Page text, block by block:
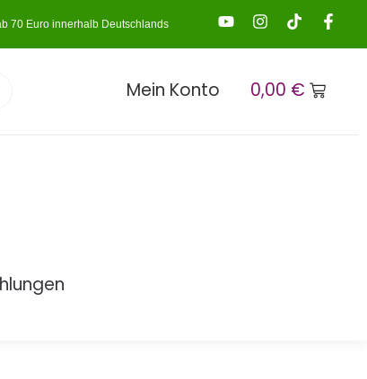
70 Euro innerhalb Deutschlands
Mein Konto 0,00 €